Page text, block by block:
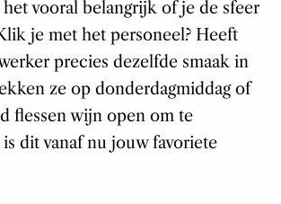
vooral belangrijk of je de sfeer
je met het personeel? Heeft
precies dezelfde smaak in
ze op donderdagmiddag of
flessen wijn open om te
dit vanaf nu jouw favoriete